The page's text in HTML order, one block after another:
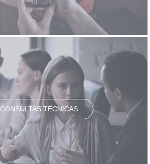
CONSULTAS TÉCNICAS